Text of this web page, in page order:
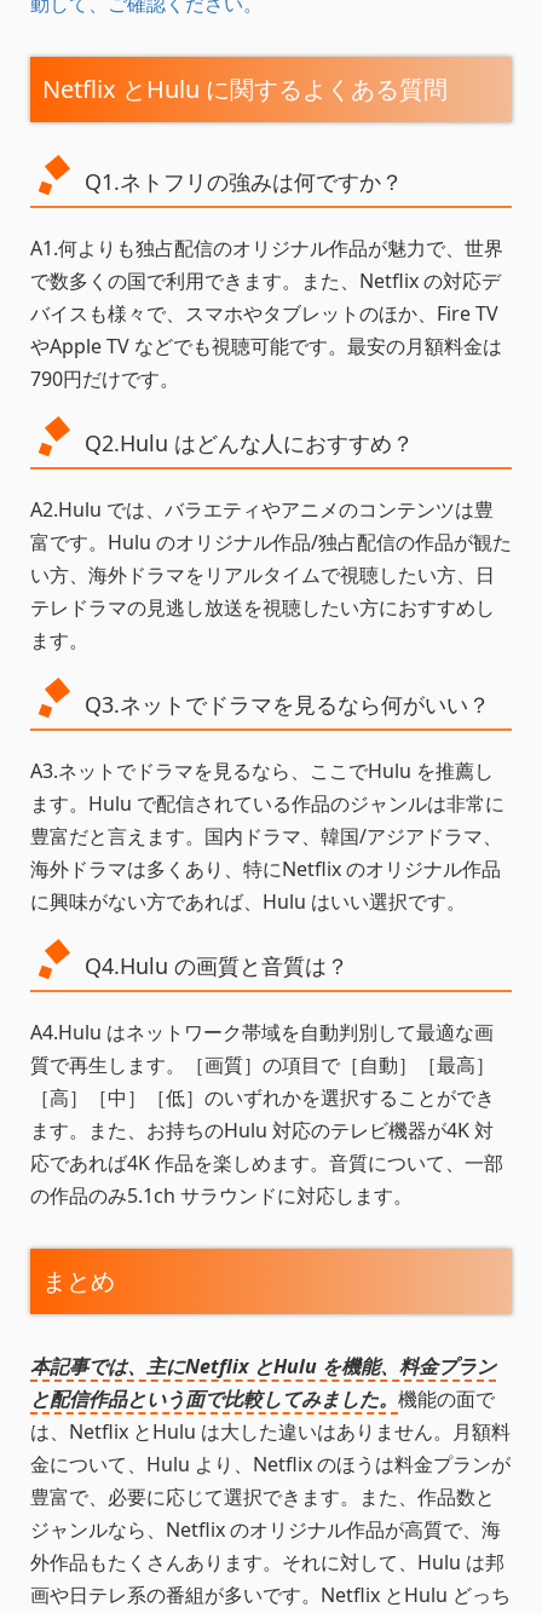
Netflix とHulu に関するよくある質問
Q1.ネトフリの強みは何ですか？
A1.何よりも独占配信のオリジナル作品が魅力で、世界
で数多くの国で利用できます。また、Netflix の対応デ
バイスも様々で、スマホやタブレットのほか、Fire TV
やApple TV などでも視聴可能です。最安の月額料金は
790円だけです。
Q2.Hulu はどんな人におすすめ？
A2.Hulu では、バラエティやアニメのコンテンツは豊
富です。Hulu のオリジナル作品/独占配信の作品が観た
い方、海外ドラマをリアルタイムで視聴したい方、日
テレドラマの見逃し放送を視聴したい方におすすめし
ます。
Q3.ネットでドラマを見るなら何がいい？
A3.ネットでドラマを見るなら、ここでHulu を推薦し
ます。Hulu で配信されている作品のジャンルは非常に
豊富だと言えます。国内ドラマ、韓国/アジアドラマ、
海外ドラマは多くあり、特にNetflix のオリジナル作品
に興味がない方であれば、Hulu はいい選択です。
Q4.Hulu の画質と音質は？
A4.Hulu はネットワーク帯域を自動判別して最適な画
質で再生します。［画質］の項目で［自動］［最高］
［高］［中］［低］のいずれかを選択することができ
ます。また、お持ちのHulu 対応のテレビ機器が4K 対
応であれば4K 作品を楽しめます。音質について、一部
の作品のみ5.1ch サラウンドに対応します。
まとめ
本記事では、主にNetflix とHulu を機能、料金プラン
と配信作品という面で比較してみました。 機能の面で
は、Netflix とHulu は大した違いはありません。月額料
金について、Hulu より、Netflix のほうは料金プランが
豊富で、必要に応じて選択できます。また、作品数と
ジャンルなら、Netflix のオリジナル作品が高質で、海
外作品もたくさんあります。それに対して、Hulu は邦
画や日テレ系の番組が多いです。Netflix とHulu どっち